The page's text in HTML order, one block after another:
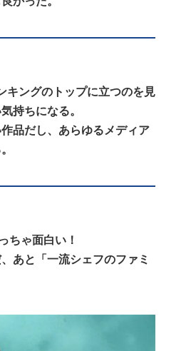
キングのトップに立つのを見
持ちになる。
品だし、あらゆるメディア
ちゃ面白い！
あと「一流シェフのファミ